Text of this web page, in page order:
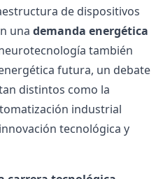
de dispositivos
una demanda energética
también
futura, un debate
distintos como la
industrial
innovación tecnológica y